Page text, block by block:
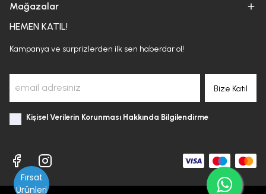
Mağazalar
HEMEN KATIL!
Kampanya ve sürprizlerden ilk sen haberdar ol!
Bize Katıl
Kişisel Verilerin Korunması Hakkında Bilgilendirme
Fırsat
Ürünleri